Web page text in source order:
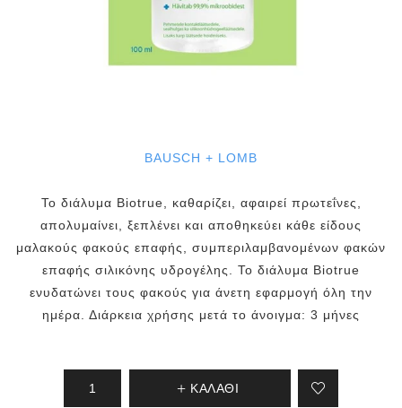
BAUSCH + LOMB
Το διάλυμα Biotrue, καθαρίζει, αφαιρεί πρωτεΐνες,
απολυμαίνει, ξεπλένει και αποθηκεύει κάθε είδους
μαλακούς φακούς επαφής, συμπεριλαμβανομένων φακών
επαφής σιλικόνης υδρογέλης. Το διάλυμα Biotrue
ενυδατώνει τους φακούς για άνετη εφαρμογή όλη την
ημέρα. Διάρκεια χρήσης μετά το άνοιγμα: 3 μήνες
ΚΑΛΆΘΙ